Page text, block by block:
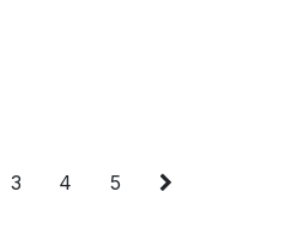
3 4 5